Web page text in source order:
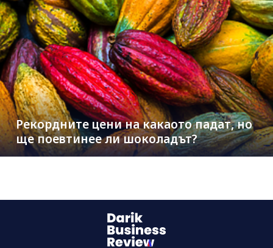
Рекордните цени на какаото падат, но
ще поевтинее ли шоколадът?